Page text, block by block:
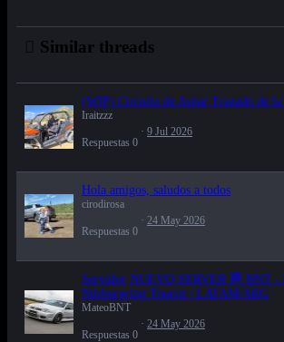
Similar threads
(WIP) Circuito de Aspar Trazado de
Iraitzzz
Respuestas 0
9 Jul 2026
Hola amigos, saludos a todos
cirodirosa
Respuestas 0
24 May 2026
Servidor NUEVO SERVER 🏁 BNT -
Nürburgring Tourist | LATAM/ARG
MateoBNT
Respuestas 0
24 May 2026